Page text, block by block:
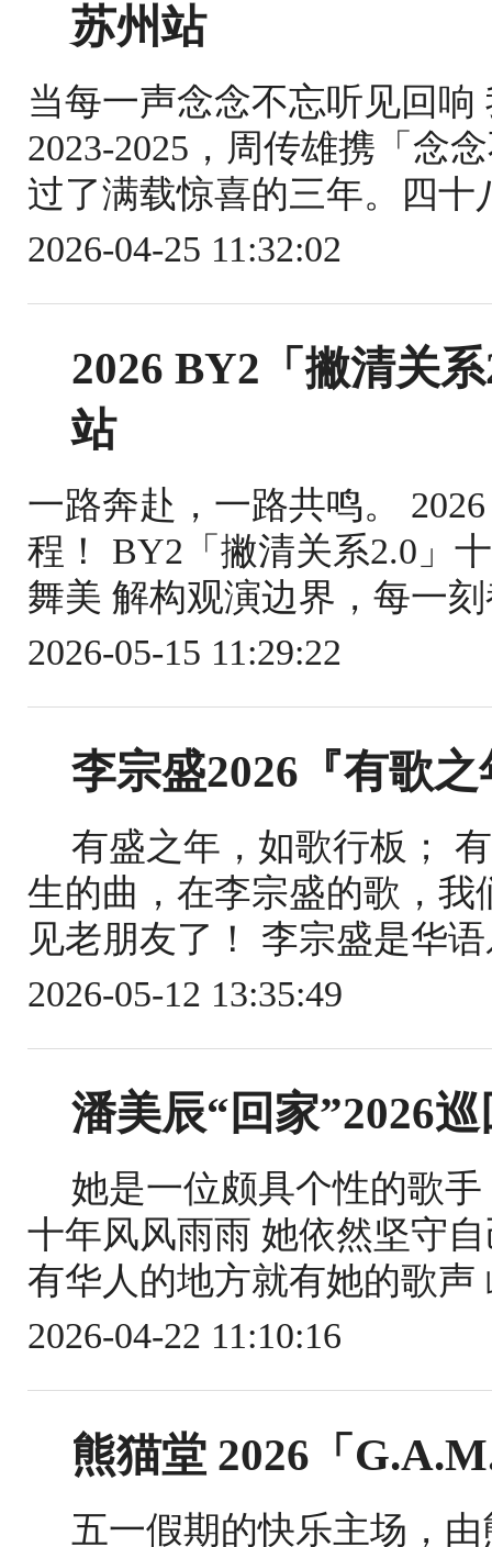
苏州站
当每一声念念不忘听见回
2023-2025，周传雄携「念
过了满载惊喜的三年。四
2026-04-25 11:32:02
2026 BY2「撇清关
站
一路奔赴，一路共鸣。
程！ BY2「撇清关系2.0」
舞美 解构观演边界，每一
2026-05-15 11:29:22
李宗盛2026『有歌
有盛之年，如歌行板；
生的曲，在李宗盛的歌，
见老朋友了！ 李宗盛是华
2026-05-12 13:35:49
潘美辰“回家”2026
她是一位颇具个性的歌
十年风风雨雨 她依然坚守
有华人的地方就有她的歌
2026-04-22 11:10:16
熊猫堂 2026「
五一假期的快乐主场，